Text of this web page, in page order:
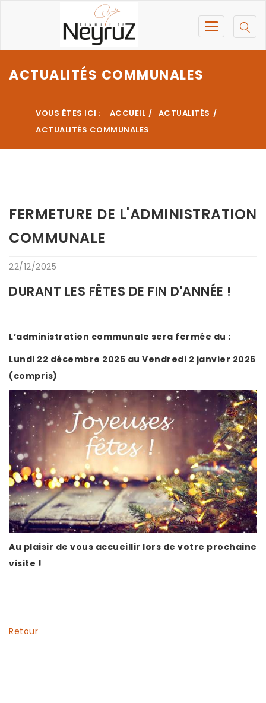
ACTUALITÉS COMMUNALES
VOUS ÊTES ICI : ACCUEIL
ACTUALITÉS
ACTUALITÉS COMMUNALES
FERMETURE DE L'ADMINISTRATION
COMMUNALE
22/12/2025
DURANT LES FÊTES DE FIN D'ANNÉE !
L’administration communale sera fermée du :
Lundi 22 décembre 2025 au Vendredi 2 janvier 2026
(compris)
Au plaisir de vous accueillir lors de votre prochaine
visite !
Retour